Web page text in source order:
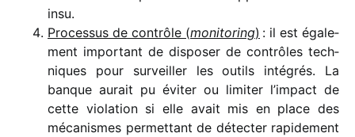
insu.
Processus de contrôle (moni­to­ring) : il est égale­
ment impor­tant de dispo­ser de contrôles tech­
niques pour surveiller les outils inté­grés. La
banque aurait pu éviter ou limi­ter l’impact de
cette viola­tion si elle avait mis en place des
méca­nismes permet­tant de détec­ter rapi­de­ment